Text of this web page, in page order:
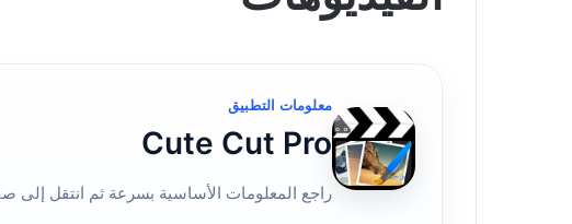
معلومات التطبيق
Cute Cut Pro
راجع المعلومات الأساسية بسرعة ثم انتقل إلى